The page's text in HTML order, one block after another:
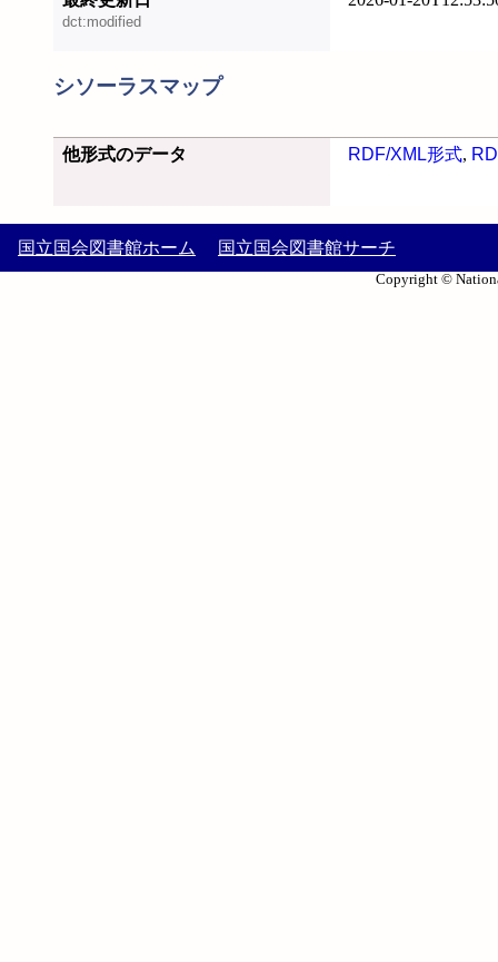
dct:modified
シソーラスマップ
他形式のデータ RDF/XML形式,
国立国会図書館ホーム 国立国会図書館サーチ
Copyright ©